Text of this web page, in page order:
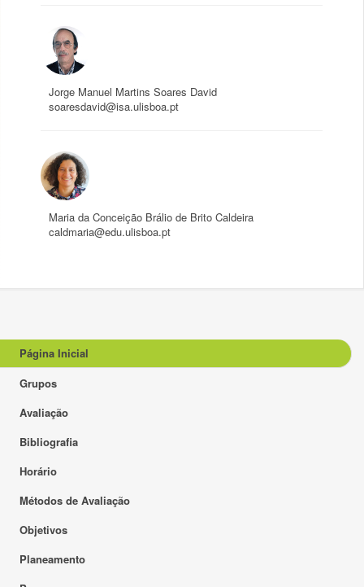
Jorge Manuel Martins Soares David
soaresdavid@isa.ulisboa.pt
Maria da Conceição Brálio de Brito Caldeira
caldmaria@edu.ulisboa.pt
Página Inicial
Grupos
Avaliação
Bibliografia
Horário
Métodos de Avaliação
Objetivos
Planeamento